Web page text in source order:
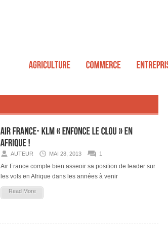
AUTEUR MAI 28, 2013 1
Air France compte bien asseoir sa position de leader sur
les vols en Afrique dans les années à venir
Read More